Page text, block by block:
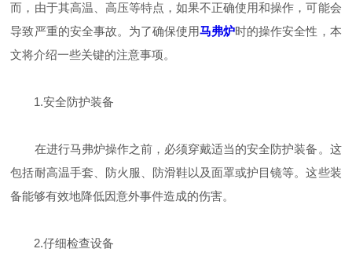
而，由于其高温、高压等特点，如果不正确使用和操作，可能会
导致严重的安全事故。为了确保使用马弗炉时的操作安全性，本
文将介绍一些关键的注意事项。
1.安全防护装备
在进行马弗炉操作之前，必须穿戴适当的安全防护装备。这
包括耐高温手套、防火服、防滑鞋以及面罩或护目镜等。这些装
备能够有效地降低因意外事件造成的伤害。
2.仔细检查设备